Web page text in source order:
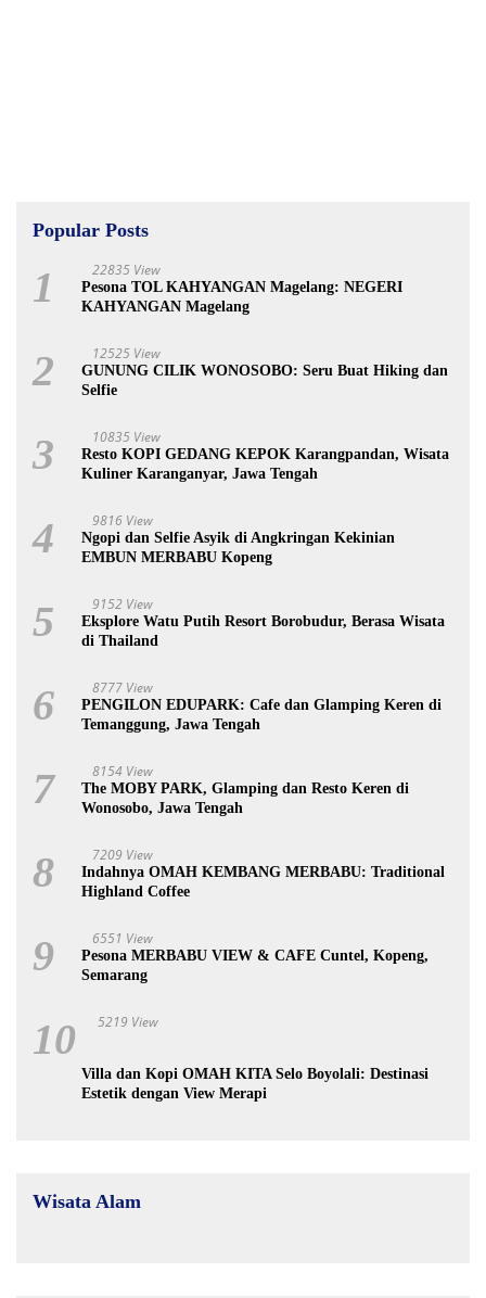
Popular Posts
1 22835 View
Pesona TOL KAHYANGAN Magelang: NEGERI
KAHYANGAN Magelang
2 12525 View
GUNUNG CILIK WONOSOBO: Seru Buat Hiking dan
Selfie
3 10835 View
Resto KOPI GEDANG KEPOK Karangpandan, Wisata
Kuliner Karanganyar, Jawa Tengah
4 9816 View
Ngopi dan Selfie Asyik di Angkringan Kekinian
EMBUN MERBABU Kopeng
5 9152 View
Eksplore Watu Putih Resort Borobudur, Berasa Wisata
di Thailand
6 8777 View
PENGILON EDUPARK: Cafe dan Glamping Keren di
Temanggung, Jawa Tengah
7 8154 View
The MOBY PARK, Glamping dan Resto Keren di
Wonosobo, Jawa Tengah
8 7209 View
Indahnya OMAH KEMBANG MERBABU: Traditional
Highland Coffee
9 6551 View
Pesona MERBABU VIEW & CAFE Cuntel, Kopeng,
Semarang
10 5219 View
Villa dan Kopi OMAH KITA Selo Boyolali: Destinasi
Estetik dengan View Merapi
Wisata Alam